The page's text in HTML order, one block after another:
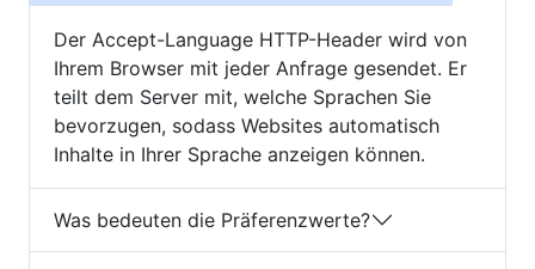
Der Accept-Language HTTP-Header wird von
Ihrem Browser mit jeder Anfrage gesendet. Er
teilt dem Server mit, welche Sprachen Sie
bevorzugen, sodass Websites automatisch
Inhalte in Ihrer Sprache anzeigen können.
Was bedeuten die Präferenzwerte?